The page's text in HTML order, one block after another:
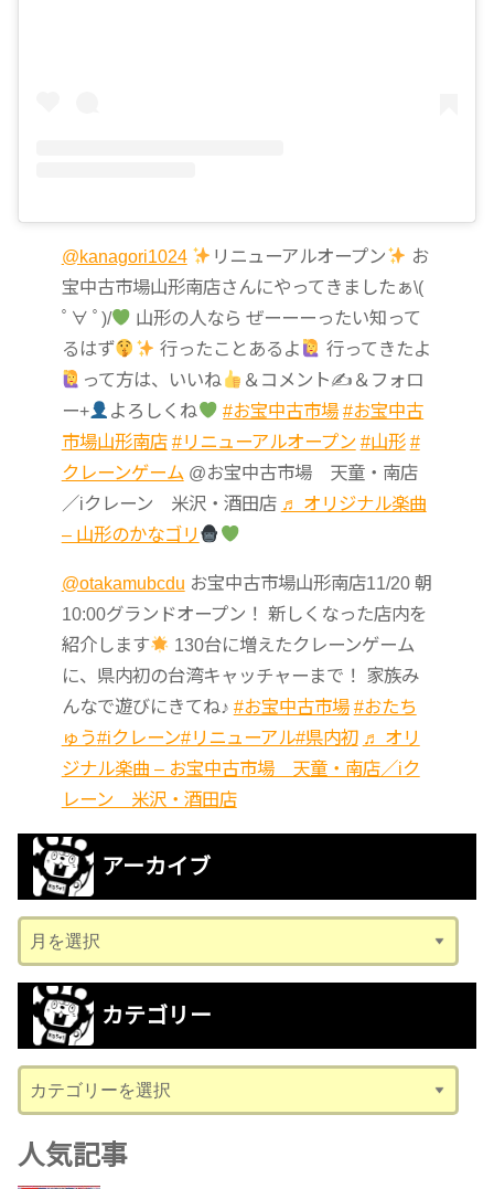
@kanagori1024 リニューアルオープン
お
宝中古市場山形南店さんにやってきましたぁ\(
ﾟ∀ ﾟ)/
山形の人なら ぜーーーったい知って
るはず
行ったことあるよ
行ってきたよ
って方は、いいね
＆コメント✍ ＆フォロ
ー+
よろしくね #お宝中古市場 #お宝中古
市場山形南店 #リニューアルオープン #山形 #
クレーンゲーム @お宝中古市場 天童・南店
／iクレーン 米沢・酒田店 ♬ オリジナル楽曲
– 山形のかなゴリ
@otakamubcdu お宝中古市場山形南店11/20 朝
10:00グランドオープン！ 新しくなった店内を
紹介します
130台に増えたクレーンゲーム
に、県内初の台湾キャッチャーまで！ 家族み
んなで遊びにきてね♪ #お宝中古市場 #おたち
ゅう#iクレーン#リニューアル#県内初 ♬ オリ
ジナル楽曲 – お宝中古市場 天童・南店／iク
レーン 米沢・酒田店
アーカイブ
ー
カ
ブ
カテゴリー
テ
ゴ
リ
人気記事